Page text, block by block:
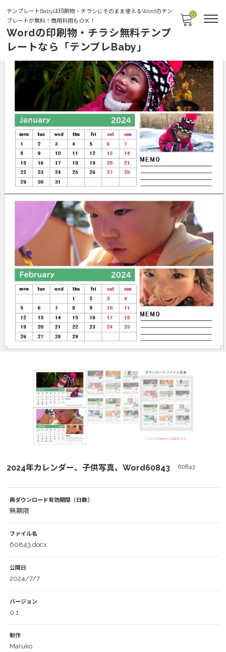
テンプレートBabyは印刷物・チラシにそのまま使えるWordのテン
プレートが無料！商用利用もＯＫ！
Wordの印刷物・チラシ無料テンプ
レートなら「テンプレBaby」
0
2024年カレンダー、子供写真、Word60843 60843
再ダウンロード有効期間（日数）
無期限
ファイル名
60843.docx
公開日
2024/7/7
バージョン
0.1
制作
Maruko